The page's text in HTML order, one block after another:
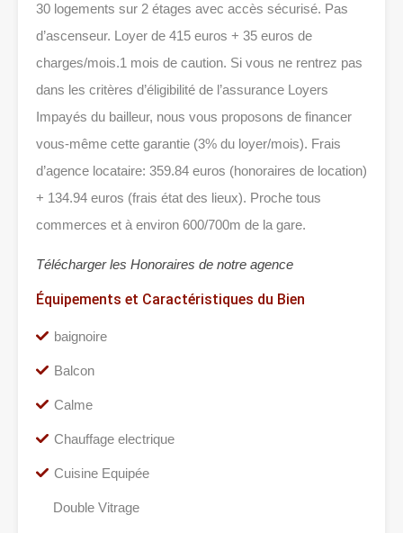
30 logements sur 2 étages avec accès sécurisé. Pas
d’ascenseur. Loyer de 415 euros + 35 euros de
charges/mois.1 mois de caution. Si vous ne rentrez pas
dans les critères d’éligibilité de l’assurance Loyers
Impayés du bailleur, nous vous proposons de financer
vous-même cette garantie (3% du loyer/mois). Frais
d’agence locataire: 359.84 euros (honoraires de location)
+ 134.94 euros (frais état des lieux). Proche tous
commerces et à environ 600/700m de la gare.
Télécharger les Honoraires de notre agence
Équipements et Caractéristiques du Bien
baignoire
Balcon
Calme
Chauffage electrique
Cuisine Equipée
Double Vitrage